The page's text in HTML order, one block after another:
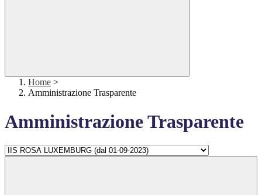
Home >
Amministrazione Trasparente
Amministrazione Trasparente